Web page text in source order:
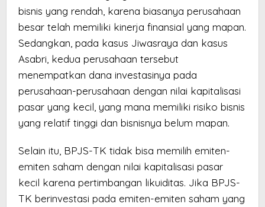
bisnis yang rendah, karena biasanya perusahaan
besar telah memiliki kinerja finansial yang mapan.
Sedangkan, pada kasus Jiwasraya dan kasus
Asabri, kedua perusahaan tersebut
menempatkan dana investasinya pada
perusahaan-perusahaan dengan nilai kapitalisasi
pasar yang kecil, yang mana memiliki risiko bisnis
yang relatif tinggi dan bisnisnya belum mapan.
Selain itu, BPJS-TK tidak bisa memilih emiten-
emiten saham dengan nilai kapitalisasi pasar
kecil karena pertimbangan likuiditas. Jika BPJS-
TK berinvestasi pada emiten-emiten saham yang